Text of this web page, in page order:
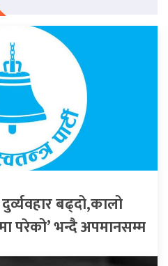
बढ्दो,कालो
परेको’ भन्दै अपमानसम्म